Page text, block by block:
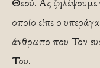
οποίο είπε ο
άνθρωπο που Τον
Του.